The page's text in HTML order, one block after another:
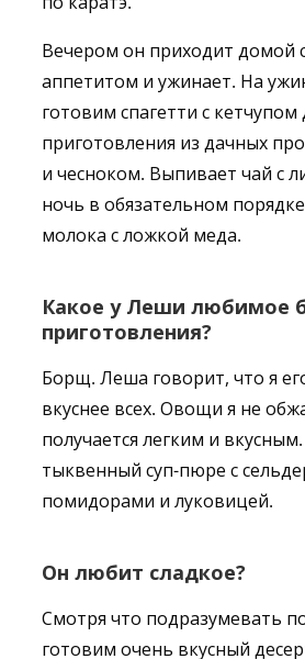
Вечером он приходит домой
аппетитом и ужинает. На
готовим спагетти с
приготовления из дачных
и чесноком. Выпивает чай с
ночь в обязательном
молока с ложкой меда.
Какое у Леши любимое
приготовления?
Борщ. Леша говорит, что я
вкуснее всех. Овощи я не
получается легким и
тыквенный суп-пюре с
помидорами и луковицей.
Он любит сладкое?
Смотря что подразумевать
готовим очень вкусный